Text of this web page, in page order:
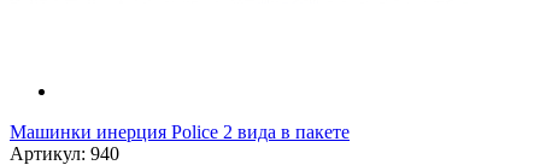
Машинки инерция Police 2 вида в пакете
Артикул: 940